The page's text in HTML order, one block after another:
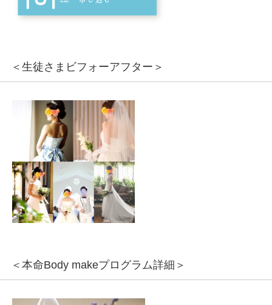
＜生徒さまビフォーアフター＞
＜本命Body makeプログラム詳細＞